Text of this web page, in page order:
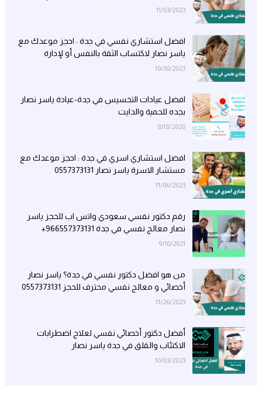
11/03/2023
افضل استشاري نفسي في جدة : احجز موعدك مع
ياسر نصار لاكتساب الثقة بالنفس أو لإدارة
مخاوفك
10/30/2023
افضل عيادات التخسيس في جدة-عيادة ياسر نصار
بجده للحمية والدايت
8/18/2020
افضل استشاري اسري في جدة : احجز موعدك مع
مستشار الاسرة ياسر نصار 0557373131
11/06/2023
رقم دكتور نفسي سعودي واتس اب للحجز ياسر
نصار معالج نفسي في جدة 966557373131+
9/10/2021
من هو افضل دكتور نفسي في جدة؟ ياسر نصار
أخصائي و معالج نفسي محترف للحجز 0557373131
11/26/2023
أفضل دكتور أخصائي نفسي لعلاج اضطرابات
الاكتئاب والقلق في جدة ياسر نصار
10/03/2023